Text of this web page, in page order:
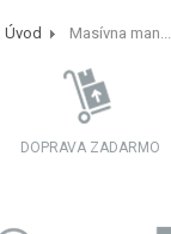
Úvod Masívna man...
DOPRAVA ZADARMO